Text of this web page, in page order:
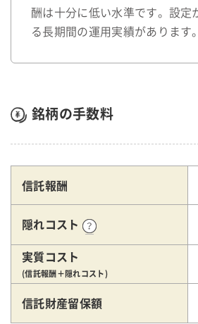
酬は十分に低い水準です。設定
る長期間の運用実績があります。
銘柄の手数料
信託報酬
隠れコスト
実質コスト
(信託報酬＋隠れコスト)
信託財産留保額